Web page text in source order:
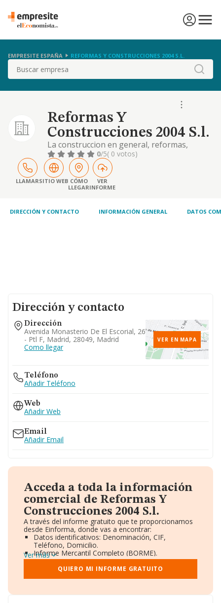
EMPRESITE ESPAÑA REFORMAS Y CONSTRUCCIONES 2004 S.L.
Buscar
Reformas Y
Construcciones 2004 S.l.
La construccion en general, reformas,
reparacion y conservacion de edificaciones,
limpiezas y mantenimiento de edificios y
locales, compraventa de inmuebles, asi como
cualquier otra actividad relacionada con la
construcc
0/5( 0 votos)
LLAMARSITIO WEB CÓMO
LLEGAR
VER
INFORME
DIRECCIÓN Y CONTACTO INFORMACIÓN GENERAL DATOS
Dirección y contacto
Dirección
Avenida Monasterio De El Escorial, 26
- Ptl F, Madrid, 28049, Madrid
Como llegar
VER EN MAPA
Teléfono
Añadir Teléfono
Web
Añadir Web
Email
Añadir Email
Acceda a toda la información
comercial de Reformas Y
Construcciones 2004 S.l.
A través del informe gratuito que te proporcionamos
desde Einforma, donde vas a encontrar:
Datos identificativos: Denominación, CIF,
Teléfono, Domicilio.
Informe Mercantil Completo (BORME).
Gráficos de Evolución Ventas y Empleados.
Consejo de Administración y Administradores.
Directivos y Ejecutivos.
Ver más
QUIERO MI INFORME GRATUITO